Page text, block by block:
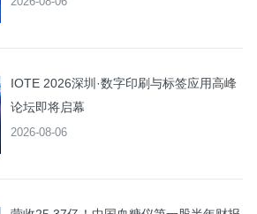
IOTE 2026深圳·数字印刷与标签应用高峰
论坛即将启幕
2026-08-06